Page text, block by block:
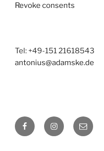
Revoke consents
Tel: +49-151 21618543
antonius@adamske.de
FacebookInstagram
E-
Mail